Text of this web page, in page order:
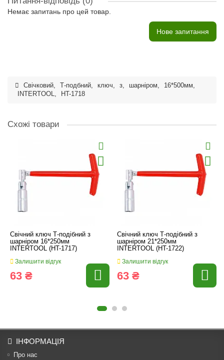
Немає запитань про цей товар.
Нове запитання
Свічковий, Т-подбний, ключ, з, шарніром, 16*500мм,
INTERTOOL, HT-1718
Схожі товари
Свічний ключ Т-подібний з
шарніром 16*250мм
INTERTOOL (HT-1717)
Залишити відгук
63 ₴
Свічний ключ Т-подібний з
шарніром 21*250мм
INTERTOOL (HT-1722)
Залишити відгук
63 ₴
ІНФОРМАЦІЯ
Про нас